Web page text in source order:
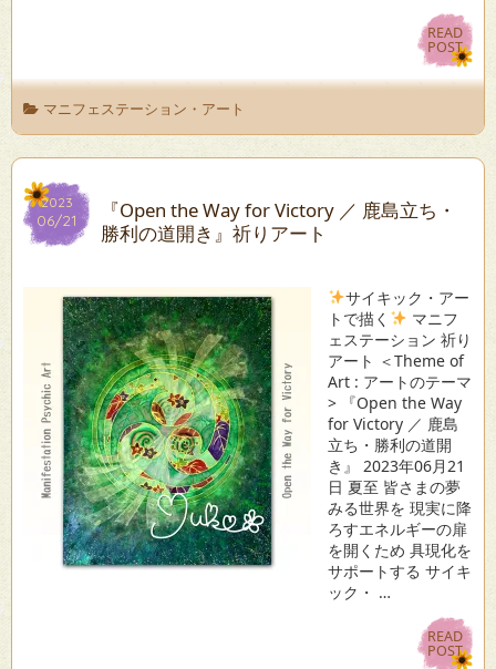
READ
POST
READ
POST
マニフェステーション・アート
2023
06/21
2023
06/21
『Open the Way for Victory ／ 鹿島立ち・
勝利の道開き』祈りアート
サイキック・アー
トで描く
マニフ
ェステーション 祈り
アート ＜Theme of
Art : アートのテーマ
> 『Open the Way
for Victory ／ 鹿島
立ち・勝利の道開
き』 2023年06月21
日 夏至 皆さまの夢
みる世界を 現実に降
ろすエネルギーの扉
を開くため 具現化を
サポートする サイキ
ック・ …
READ
POST
READ
POST